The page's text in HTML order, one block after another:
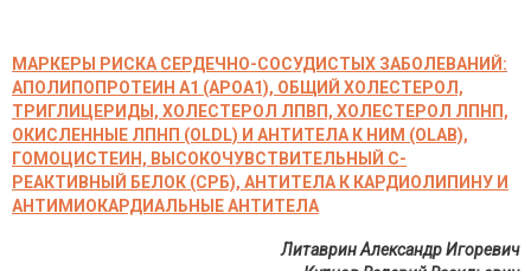
МАРКЕРЫ РИСКА СЕРДЕЧНО-СОСУДИСТЫХ ЗАБОЛЕВАНИЙ:
АПОЛИПОПРОТЕИН А1 (APOA1), ОБЩИЙ ХОЛЕСТЕРОЛ,
ТРИГЛИЦЕРИДЫ, ХОЛЕСТЕРОЛ ЛПВП, ХОЛЕСТЕРОЛ ЛПНП,
ОКИСЛЕННЫЕ ЛПНП (OLDL) И АНТИТЕЛА К НИМ (OLAB),
ГОМОЦИСТЕИН, ВЫСОКОЧУВСТВИТЕЛЬНЫЙ С-
РЕАКТИВНЫЙ БЕЛОК (СРБ), АНТИТЕЛА К КАРДИОЛИПИНУ И
АНТИМИОКАРДИАЛЬНЫЕ АНТИТЕЛА
Литаврин Александр Игоревич